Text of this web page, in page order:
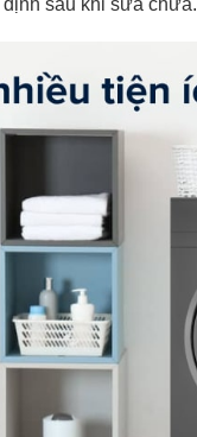
sau khi sửa chữa.